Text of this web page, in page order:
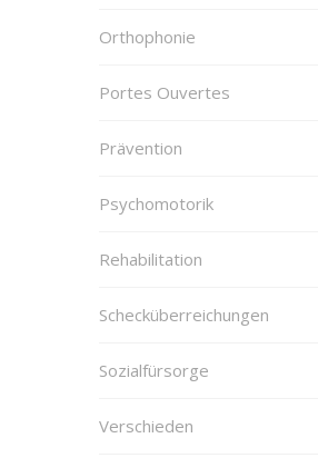
Orthophonie
Portes Ouvertes
Prävention
Psychomotorik
Rehabilitation
Schecküberreichungen
Sozialfürsorge
Verschieden